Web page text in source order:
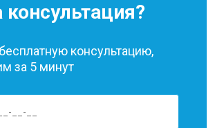
консультацию,
за 5 минут